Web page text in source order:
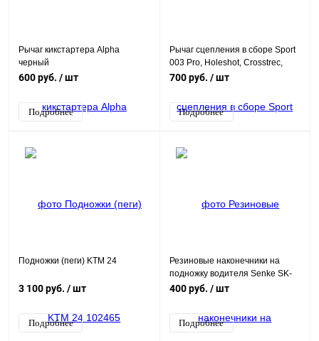
Рычаг кикстартера Alpha
черный
600 руб. / шт
Подробнее
Рычаг сцепления в сборе Sport
003 Pro, Holeshot, Crosstrec,
Agua, Dyna
700 руб. / шт
Подробнее
Подножки (пеги) KTM 24
3 100 руб. / шт
Подробнее
Резиновые наконечники на
подножку водителя Senke SK-
125, RM-125
400 руб. / шт
Подробнее